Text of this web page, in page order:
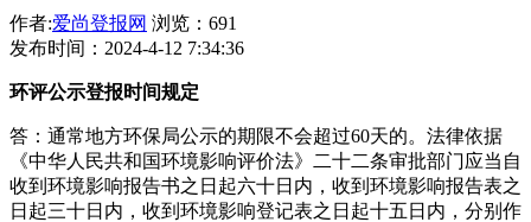
作者:爱尚登报网 浏览：691
发布时间：2024-4-12 7:34:36
环评公示登报时间规定
答：通常地方环保局公示的期限不会超过60天的。法律依据
《中华人民共和国环境影响评价法》二十二条审批部门应当自
收到环境影响报告书之日起六十日内，收到环境影响报告表之
日起三十日内，收到环境影响登记表之日起十五日内，分别作